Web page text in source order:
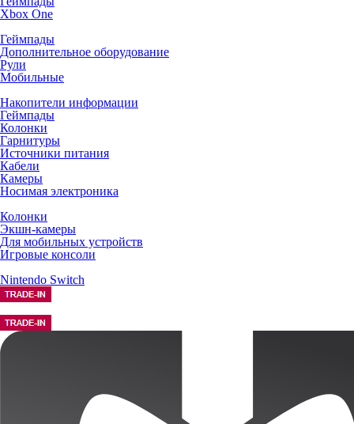
Xbox One
Геймпады
Дополнительное оборудование
Рули
Мобильные
Накопители информации
Геймпады
Колонки
Гарнитуры
Источники питания
Кабели
Камеры
Носимая электроника
Колонки
Экшн-камеры
Для мобильных устройств
Игровые консоли
Nintendo Switch